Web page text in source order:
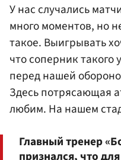
У нас случались
много моментов, но
такое. Выигрывать
что соперник такого
перед нашей
Здесь потрясающая
любим. На нашем
Главный тренер
признался, что